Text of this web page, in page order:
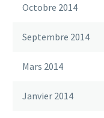
Octobre 2014
Septembre 2014
Mars 2014
Janvier 2014